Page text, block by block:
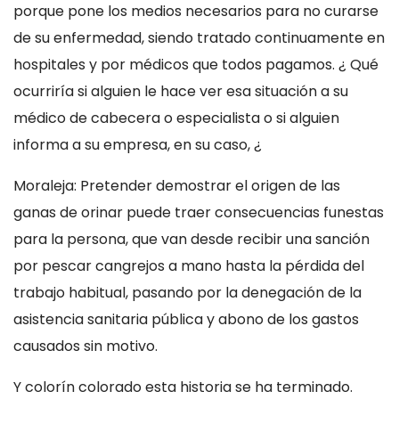
porque pone los medios necesarios para no curarse
de su enfermedad, siendo tratado continuamente en
hospitales y por médicos que todos pagamos. ¿ Qué
ocurriría si alguien le hace ver esa situación a su
médico de cabecera o especialista o si alguien
informa a su empresa, en su caso, ¿
Moraleja: Pretender demostrar el origen de las
ganas de orinar puede traer consecuencias funestas
para la persona, que van desde recibir una sanción
por pescar cangrejos a mano hasta la pérdida del
trabajo habitual, pasando por la denegación de la
asistencia sanitaria pública y abono de los gastos
causados sin motivo.
Y colorín colorado esta historia se ha terminado.